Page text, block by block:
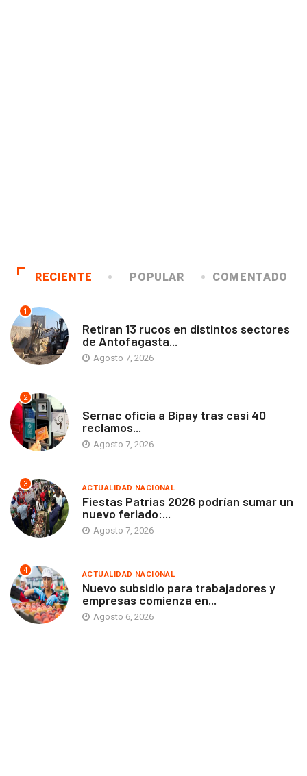
RECIENTE POPULAR COMENTADO
1
Retiran 13 rucos en distintos sectores
de Antofagasta...
Agosto 7, 2026
2
Sernac oficia a Bipay tras casi 40
reclamos...
Agosto 7, 2026
3 ACTUALIDAD NACIONAL
Fiestas Patrias 2026 podrían sumar un
nuevo feriado:...
Agosto 7, 2026
4 ACTUALIDAD NACIONAL
Nuevo subsidio para trabajadores y
empresas comienza en...
Agosto 6, 2026